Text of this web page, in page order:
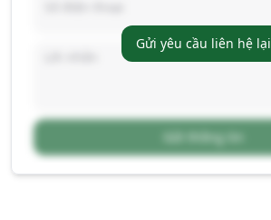
Gửi thông tin
Gửi yêu cầu liên hệ lại